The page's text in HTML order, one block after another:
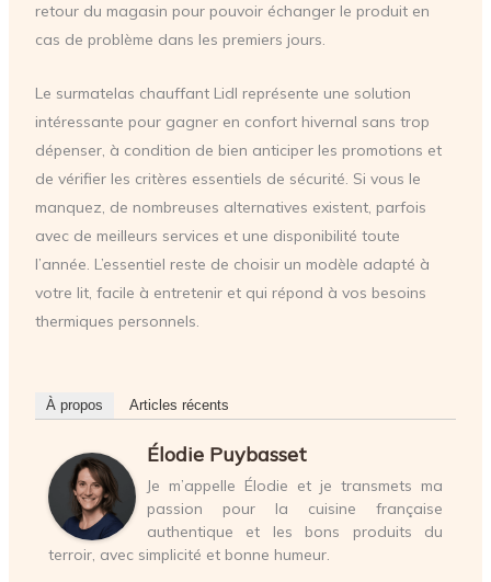
retour du magasin pour pouvoir échanger le produit en
cas de problème dans les premiers jours.
Le surmatelas chauffant Lidl représente une solution
intéressante pour gagner en confort hivernal sans trop
dépenser, à condition de bien anticiper les promotions et
de vérifier les critères essentiels de sécurité. Si vous le
manquez, de nombreuses alternatives existent, parfois
avec de meilleurs services et une disponibilité toute
l’année. L’essentiel reste de choisir un modèle adapté à
votre lit, facile à entretenir et qui répond à vos besoins
thermiques personnels.
À propos Articles récents
Élodie Puybasset
Je m’appelle Élodie et je transmets ma
passion pour la cuisine française
authentique et les bons produits du
terroir, avec simplicité et bonne humeur.